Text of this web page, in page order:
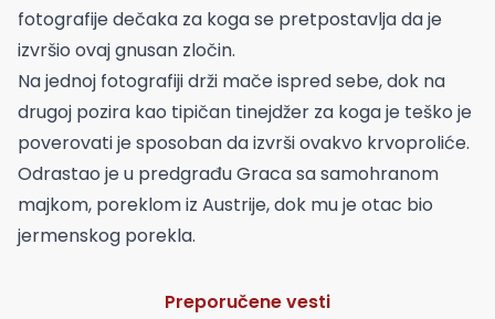
fotografije dečaka za koga se pretpostavlja da je
izvršio ovaj gnusan zločin.
Na jednoj fotografiji drži mače ispred sebe, dok na
drugoj pozira kao tipičan tinejdžer za koga je teško je
poverovati je sposoban da izvrši ovakvo krvoproliće.
Odrastao je u predgrađu Graca sa samohranom
majkom, poreklom iz Austrije, dok mu je otac bio
jermenskog porekla.
Preporučene vesti